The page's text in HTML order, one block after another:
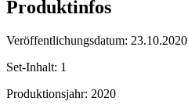
Produktinfos
Veröffentlichungsdatum: 23.10.2020
Set-Inhalt: 1
Produktionsjahr: 2020